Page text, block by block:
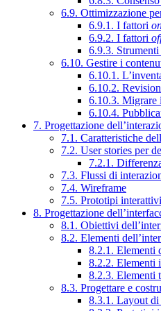
6.9. Ottimizzazione
6.9.1. I fattori
6.9.2. I fattori
6.9.3.
6.10. Gestire i
6.10.1.
6.10.2.
6.10.3. Migrare
6.10.4.
7. Progettazione
7.1. Caratteristiche
7.2. User stories per
7.2.1.
7.3. Flussi di
7.4. Wireframe
7.5. Prototipi interattivi
8. Progettazione
8.1. Obiettivi
8.2. Elementi
8.2.1. Elementi
8.2.2. Elementi
8.2.3. Elementi
8.3. Progettare e
8.3.1. Layout di